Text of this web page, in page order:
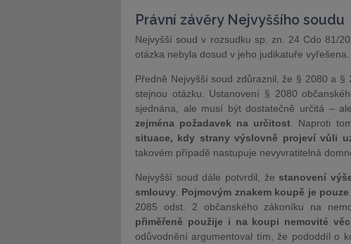
Právní závěry Nejvyššího soudu
Nejvyšší soud v rozsudku sp. zn. 24 Cdo 81/
otázka nebyla dosud v jeho judikatuře vyřešena.
Předně Nejvyšší soud zdůraznil, že § 2080 a
stejnou otázku. Ustanovení § 2080
sjednána, ale musí být dostatečně určitá –
zejména požadavek na určitost . Naproti
situace, kdy strany výslovně projeví vůli
takovém případě nastupuje nevyvratitelná
Nejvyšší soud dále potvrdil, že stanovení
smlouvy Pojmovým znakem koupě je
2085 odst. 2 občanského zákoníku na
přiměřeně použije i na koupi nemovité
odůvodnění argumentoval tím, že pododdíl o